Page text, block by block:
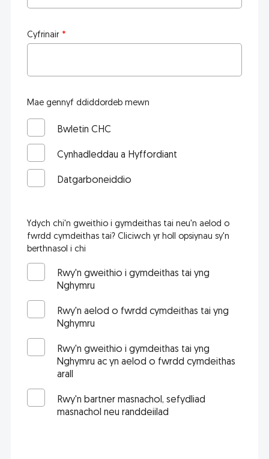
Cyfrinair
Mae gennyf ddiddordeb mewn
Bwletin CHC
Cynhadleddau a Hyffordiant
Datgarboneiddio
Ydych chi'n gweithio i gymdeithas tai neu'n aelod o
fwrdd cymdeithas tai? Cliciwch yr holl opsiynau sy'n
berthnasol i chi
Rwy'n gweithio i gymdeithas tai yng
Nghymru
Rwy'n aelod o fwrdd cymdeithas tai yng
Nghymru
Rwy'n gweithio i gymdeithas tai yng
Nghymru ac yn aelod o fwrdd cymdeithas
arall
Rwy'n bartner masnachol, sefydliad
masnachol neu randdeiilad